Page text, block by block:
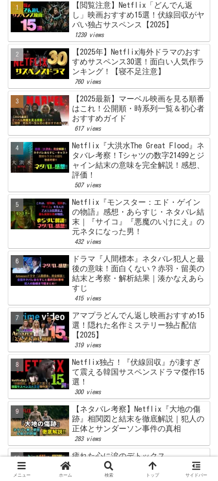
【閲覧注意】Netflix「どんでん返
し」映画おすすめ15選！伏線回収がヤ
バい独占サスペンス【2025】
1239 views
【2025年】Netflix海外ドラマのおす
すめサスペンス30選！面白い人気作ラ
ンキング！【寝不足注意】
760 views
【2025最新】マーベル映画を見る順番
はこれ！公開順・時系列一覧＆初心者
おすすめガイド
617 views
Netflix『大洪水The Great Flood』ネ
タバレ考察！Tシャツの数字21499とジ
ャイン結末の意味を完全解説！感想、
評価！
507 views
Netflix『モンスター：エド・ゲイン
の物語』感想・あらすじ・ネタバレ結
末｜『サイコ』『悪魔のいけにえ』の
元ネタになった男！
432 views
ドラマ『人間標本』ネタバレ犯人と最
後の意味！面白くない？赤羽・留美の
結末と考察・解析結果｜湊かなえあら
すじ
415 views
アマプラどんでん返し映画おすすめ15
選！隠れた名作ミステリー独占配信
【2025】
319 views
Netflix独占！『伏線回収』が凄すぎ
て震える韓国サスペンスドラマ傑作15
選！
300 views
【ネタバレ考察】Netflix『大地の傷
跡』相関図と結末を徹底解説｜犯人の
正体とサンダーソン事件の真相
283 views
疲れた心に涙のデトックス。
Netflix「号泣必至」おすすめ映画20
選【タイプ別診断つき】
メニュー ホーム 検索 トップ サイドバー